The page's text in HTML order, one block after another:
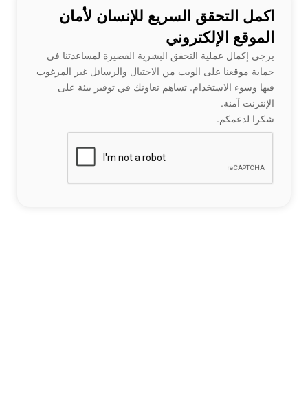
اكمل التحقق السريع للإنسان لأمان
الموقع الإلكتروني
يرجى إكمال عملية التحقق البشرية القصيرة لمساعدتنا في
حماية موقعنا على الويب من الاحتيال والرسائل غير المرغوب
فيها وسوء الاستخدام. تساهم تعاونك في توفير بيئة على
الإنترنت آمنة.
شكرا لدعمكم.